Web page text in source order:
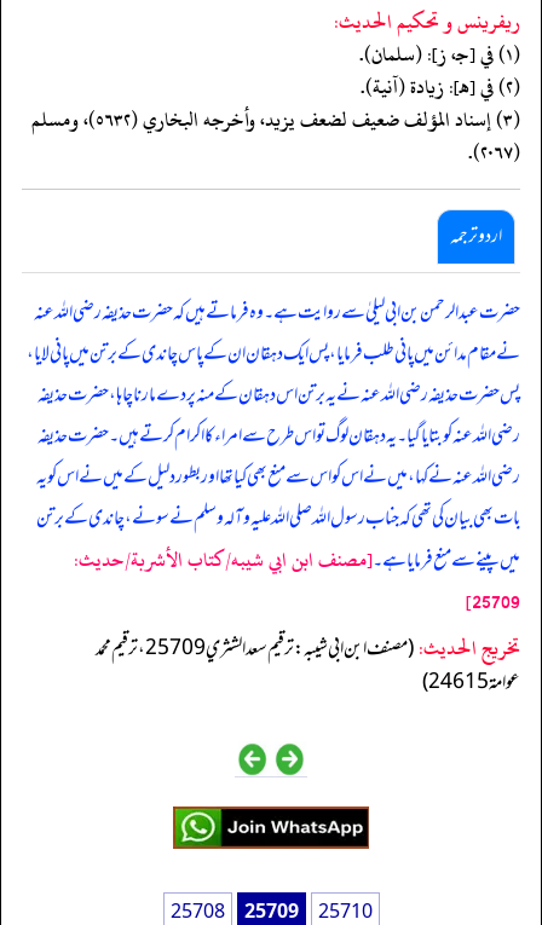
ريفرينس و تحكيم الحدیث:
(١) في [جـ، ز]: (سلمان).
(٢) في [هـ]: زيادة (آنية).
(٣) إسناد المؤلف ضعيف لضعف يزيد، وأخرجه البخاري (٥٦٣٢)، ومسلم
(٢٠٦٧).
اردو ترجمہ
حضرت عبد الرحمن بن ابی لیلیٰ سے روایت ہے۔ وہ فرماتے ہیں کہ حضرت حذیفہ رضی اللہ عنہ
نے مقام مدائن میں پانی طلب فرمایا، پس ایک دہقان ان کے پاس چاندی کے برتن میں پانی لایا،
پس حضرت حذیفہ رضی اللہ عنہ نے یہ برتن اس دہقان کے منہ پردے مارنا چاہا، حضرت حذیفہ
رضی اللہ عنہ کو بتایا گیا۔ یہ دہقان لوگ تو اس طرح سے امراء کا اکرام کرتے ہیں۔ حضرت حذیفہ
رضی اللہ عنہ نے کہا، میں نے اس کو اس سے منع بھی کیا تھا اور بطور دلیل کے میں نے اس کو یہ
بات بھی بیان کی تھی کہ جناب رسول اللہ صلی اللہ علیہ وآلہ وسلم نے سونے، چاندی کے برتن
میں پینے سے منع فرمایا ہے۔[مصنف ابن ابي شيبه/كتاب الأشربة/حدیث:
25709]
تخریج الحدیث:
(مصنف ابن ابي شيبه: ترقيم سعد الشثري 25709، ترقيم محمد
عوامة 24615)
25708 25709 25710